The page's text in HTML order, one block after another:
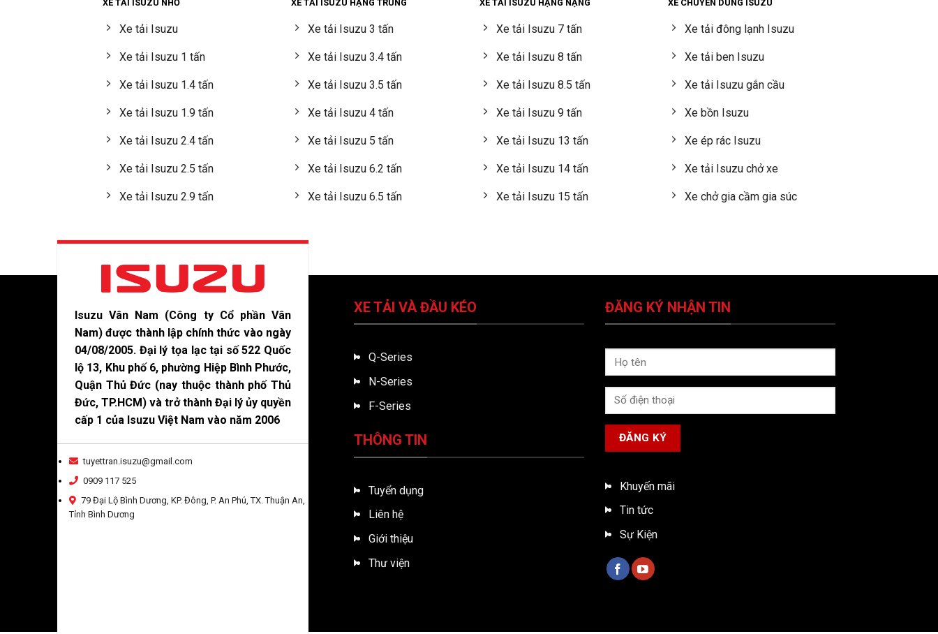
XE TẢI ISUZU NHỎ
Xe tải Isuzu
Xe tải Isuzu 1 tấn
Xe tải Isuzu 1.4 tấn
Xe tải Isuzu 1.9 tấn
Xe tải Isuzu 2.4 tấn
Xe tải Isuzu 2.5 tấn
Xe tải Isuzu 2.9 tấn
XE TẢI ISUZU HẠNG TRUNG
Xe tải Isuzu 3 tấn
Xe tải Isuzu 3.4 tấn
Xe tải Isuzu 3.5 tấn
Xe tải Isuzu 4 tấn
Xe tải Isuzu 5 tấn
Xe tải Isuzu 6.2 tấn
Xe tải Isuzu 6.5 tấn
XE TẢI ISUZU HẠNG NẶNG
Xe tải Isuzu 7 tấn
Xe tải Isuzu 8 tấn
Xe tải Isuzu 8.5 tấn
Xe tải Isuzu 9 tấn
Xe tải Isuzu 13 tấn
Xe tải Isuzu 14 tấn
Xe tải Isuzu 15 tấn
XE CHUYÊN DÙNG ISUZU
Xe tải đông lạnh Isuzu
Xe tải ben Isuzu
Xe tải Isuzu gắn cầu
Xe bồn Isuzu
Xe ép rác Isuzu
Xe tải Isuzu chở xe
Xe chở gia cầm gia súc
Isuzu Vân Nam (Công ty Cổ phần Vân
Nam) được thành lập chính thức vào ngày
04/08/2005. Đại lý tọa lạc tại số 522 Quốc
lộ 13, Khu phố 6, phường Hiệp Bình Phước,
Quận Thủ Đức (nay thuộc thành phố Thủ
Đức, TP.HCM) và trở thành Đại lý ủy quyền
cấp 1 của Isuzu Việt Nam vào năm 2006
tuyettran.isuzu@gmail.com
0909 117 525
79 Đại Lộ Bình Dương, KP. Đông, P. An Phú, TX. Thuận An,
Tỉnh Bình Dương
XE TẢI VÀ ĐẦU KÉO
Q-Series
N-Series
F-Series
THÔNG TIN
Tuyển dụng
Liên hệ
Giới thiệu
Thư viện
ĐĂNG KÝ NHẬN TIN
Khuyến mãi
Tin tức
Sự Kiện